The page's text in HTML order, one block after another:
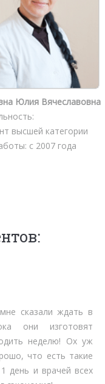
Юлия Вячеславовна
высшей категории
с 2007 года
на стояние в
вменяемо по